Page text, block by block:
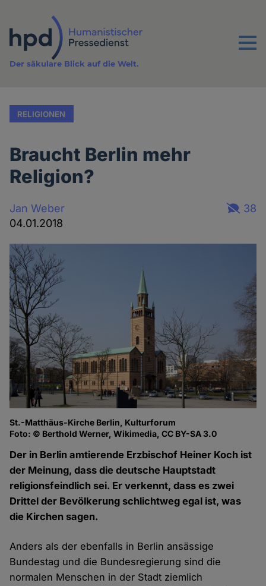
Inhalt
Menu
Der säkulare Blick auf die Welt.
RELIGIONEN
Braucht Berlin mehr
Religion?
Jan Weber
04.01.2018
38
St.-Matthäus-Kirche Berlin, Kulturforum
Foto: © Berthold Werner, Wikimedia, CC BY-SA 3.0
Der in Berlin amtierende Erzbischof Heiner Koch ist
der Meinung, dass die deutsche Hauptstadt
religionsfeindlich sei. Er verkennt, dass es zwei
Drittel der Bevölkerung schlichtweg egal ist, was
die Kirchen sagen.
Anders als der ebenfalls in Berlin ansässige
Bundestag und die Bundesregierung sind die
normalen Menschen in der Stadt ziemlich